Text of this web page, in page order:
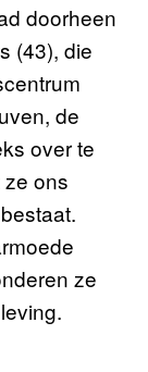
doorheen
(43), die
de
over te
ons
ze